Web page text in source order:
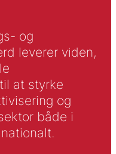
og
leverer viden,
at styrke
og
både i